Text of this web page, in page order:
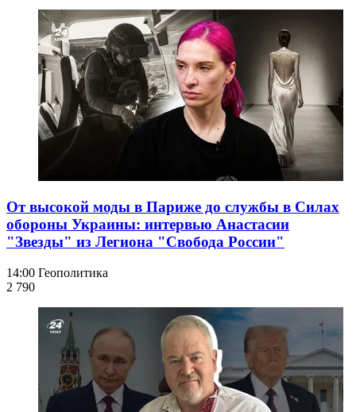
От высокой моды в Париже до службы в Силах
обороны Украины: интервью Анастасии
"Звезды" из Легиона "Свобода России"
14:00 Геополитика
2 790